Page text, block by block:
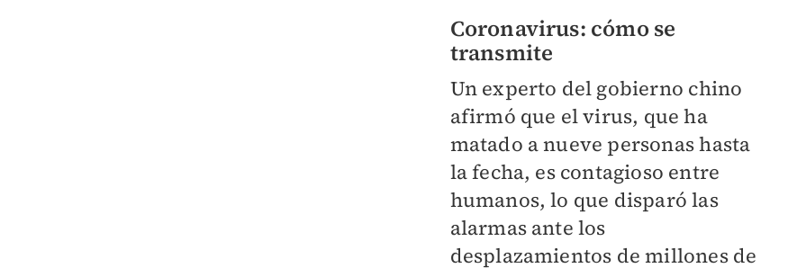
Coronavirus: cómo se
transmite
Un experto del gobierno chino
afirmó que el virus, que ha
matado a nueve personas hasta
la fecha, es contagioso entre
humanos, lo que disparó las
alarmas ante los
desplazamientos de millones de